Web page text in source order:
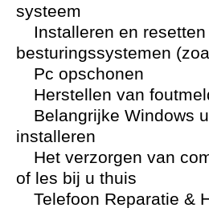
systeem
Installeren en
besturingssystemen
Pc opschonen
Herstellen van
Belangrijke Windows
installeren
Het verzorgen van
of les bij u thuis
Telefoon Reparatie &